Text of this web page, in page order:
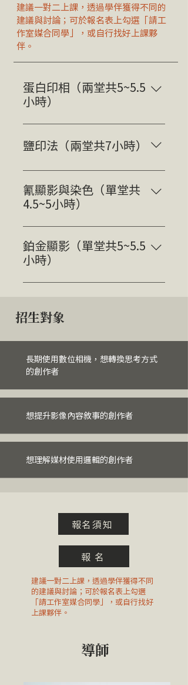
蛋白印相（兩堂共5~5.5
小時）
授課｜呂盈蓉 Lucky 兩堂課共
5~5.5 小時 <藥水效期考量，兩堂
之間需間隔 7~10 天> 一對一
$5800；一對二 $4200 蛋白印相由
法國攝影師 Louis Désiré
Blanquart-Evrard 於 1850 年發
明，在 19 世紀下半葉成為主要的
攝影方法。 蛋白印相將混合了鹽
的蛋白層塗抹在紙張上，然後用硝
酸銀感光。這個過程會產生光滑且
略微透明的物質表面，具有細緻的
細節和豐富的色調範圍。蛋白印相
多利亞時代。 ❍ 課程重點： - 蛋
白印相 Albumen Print 介紹 - 蛋白
印相與其他顯影法之差異比較 - 學
員個人攝影作品挑選、討論 - 數位
底片（ Digital Negative ）印製原
- 藥水調配與原理說明 - 蛋白印相
作品印製 - 無暗房或數位攝影基礎
者，皆可報名 ❍ 成果：每人可完
成四幅 8x10 英吋作品
鹽印法（兩堂共7小時）
授課｜韓筠青 Anna 兩堂課共 7 小
時 一對一 $6500；一對二 $4700
Day 1 - 舊式海鹽印製法 Day 2 - 改
學家 William Henry Fox Talbot 於
1830 年代發明，並於 1840~1850
年代廣泛使用，之後逐漸被更為精
早使用的攝影方法之一，早於像白
明膠攝影（gelatin silver
美學 鹽印法的成像細緻度與咖啡
偏紅的色調讓每ㄧ張照片擁有各自
獨立的情緒，它的低成功率也呼應
這系列作品要表達的脆弱感。 ❍
課程重點： - 鹽印法 Salted Paper
Process 介紹 - 與其他顯影法之差
討論 - 數位底片（ Digital
Negative ）印製原理 - 照片挑
成兩幅 5x7 英吋作品、兩幅 8x10
氰顯影與染色（單堂共
4.5~5小時）
授課｜韓筠青 Anna 一堂課共
4.5~5 小時 一對一 $4800；一對二
$3900 氰顯影 Cyanotype 由英國
Herschel 於 1842 年發明，最初是
藍圖，因此該技術有時被稱為「藍
藍色圖像，通常稱為「普魯士藍」
或「氰藍色」。 將如海般的照片
賦予新色彩 氰顯影的寬容度不在
粉紅、深藍等不同顏色⋯，每個步
驟都不可還原，因此獨一無二。
緒 進階版氰顯影課程著重顯影劑
塗抹技法以及染色。不同的筆刷以
藍色更多的細節與感情。 課前準
備 學員需攜帶兩張電子檔照片，
張」。 ❍ 課程重點： - 氰顯影
Cyanotype 介紹 - 與其他顯影法之
差異比較 - 學員個人攝影作品挑
選、討論 - 數位底片（ Digital
Negative ）印製原理 - 照片挑
配、染色原理說明 - 印製 - 無暗房
或數位攝影基礎者，皆可報名 ❍
鉑金顯影（單堂共5~5.5
小時）
授課｜呂盈蓉 Lucky 一堂課共
二 $8900 鉑金顯影法由英國化學
家 William Willis 於 1870 年代發
明，因其能夠製作出色調範圍廣泛
且具有高度品質的成相，於 19 世
紀末和 20 世紀初受到攝影師和藝
Alfred Stieglitz 以及 Edward
Weston 皆使用鉑金顯影法來發揮
可保存千年的實體照片 有「顯影
之王」美譽的鉑金顯影法（
顯影方法的精緻細節度，讓鉑金顯
影法成為最有價值的作品保存方式
法介紹 - 鉑金與其他顯影法之差異
比較 - 學員個人攝影作品挑選、討
論 - 數位底片（ Digital Negative
）印製原理 - 照片挑選、數位底片
細部調整 - 藥水調配與原理說明 -
可完成四幅 8x10 英吋作品
建議一對二上課，透過學伴獲得不同的
建議與討論；可於報名表上勾選「請工
作室媒合同學」，或自行找好上課夥
伴。
招生對象
長期使用數位相機，想轉換思考方式
的創作者
想提升影像內容敘事的創作者
想理解媒材使用邏輯的創作者
報名須知
報 名
建議一對二上課，透過學伴獲得不同
的建議與討論；可於報名表上勾選
「請工作室媒合同學」，或自行找好
上課夥伴。
導師